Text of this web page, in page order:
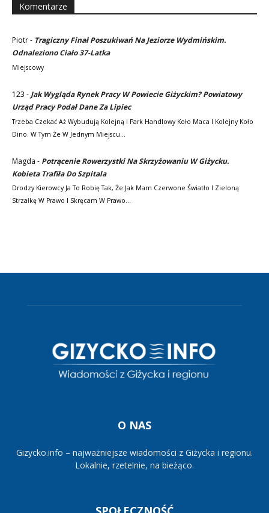
Komentarze
Piotr- Tragiczny Finał Poszukiwań Na Jeziorze Wydmińskim.
Odnaleziono Ciało 37-Latka
Miejscowy
123 - Jak Wygląda Rynek Pracy W Powiecie Giżyckim? Powiatowy
Urząd Pracy Podał Dane Za Lipiec
Trzeba Czekać Aż Wybudują Kolejną I Park Handlowy Koło Maca I Kolejny Koło
Dino. W Tym Że W Jednym Miejscu…
Magda - Potrącenie Rowerzystki Na Skrzyżowaniu W Giżycku.
Kobieta Trafiła Do Szpitala
Drodzy Kierowcy Ja To Robię Tak, Że Jak Mam Czerwone Światło I Zieloną
Strzałkę W Prawo I Skręcam W Prawo…
O NAS
Gizycko.info – najważniejsze wiadomości z Giżycka i regionu.
Lokalnie, rzetelnie, na bieżąco.